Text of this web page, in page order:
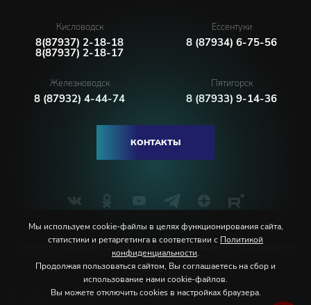
Кисловодск
8(87937) 2-18-18
8(87937) 2-18-17
Ессентуки
8 (87934) 6-75-56
Железноводск
8 (87932) 4-44-74
Пятигорск
8 (87933) 9-14-36
КОНТАКТЫ
Политика конфиденциальности Соглашение пользователя
© 2026 Северо-Кавказская государственная филармония
Мы используем cookie-файлы в целях функционирования сайта,
статистики и ретаргетинга в соответствии с Политикой
конфиденциальности.
Продолжая пользоваться сайтом, Вы соглашаетесь на сбор и
использование нами cookie-файлов.
Вы можете отключить cookies в настройках браузера.